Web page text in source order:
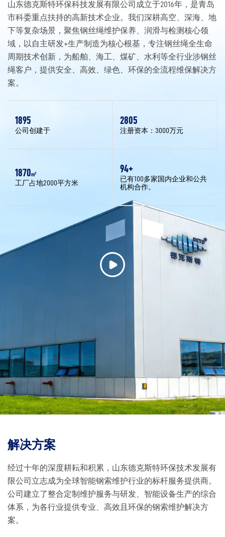
山东德克斯特环保科技发展有限公司成立于2016年，是青岛
市科委重点扶持的高新技术企业。我们深耕高空、深海、地
下等复杂场景，聚焦钢丝绳维护保养、润滑与检测核心领
域，以自主研发+生产制造为核心根基，专注钢丝绳全生命
周期技术创新，为船舶、海工、煤矿、水利等全行业涉钢丝
绳客户，提供安全、高效、绿色、环保的全流程维保解决方
案。
2016
公司创建于
3000
注册资本：3000万元
2000m²
工厂占地2000平方米
100+
已有100多家国内企业和公共
机构合作。
解决方案
经过十年的深度耕耘和积累，山东德克斯特环保技术发展有
限公司立志成为全球智能钢索维护行业的标杆服务提供商。
公司建立了整合定制维护服务与研发、智能设备生产的综合
体系，为各行业提供专业、高效且环保的钢索维护解决方
案。